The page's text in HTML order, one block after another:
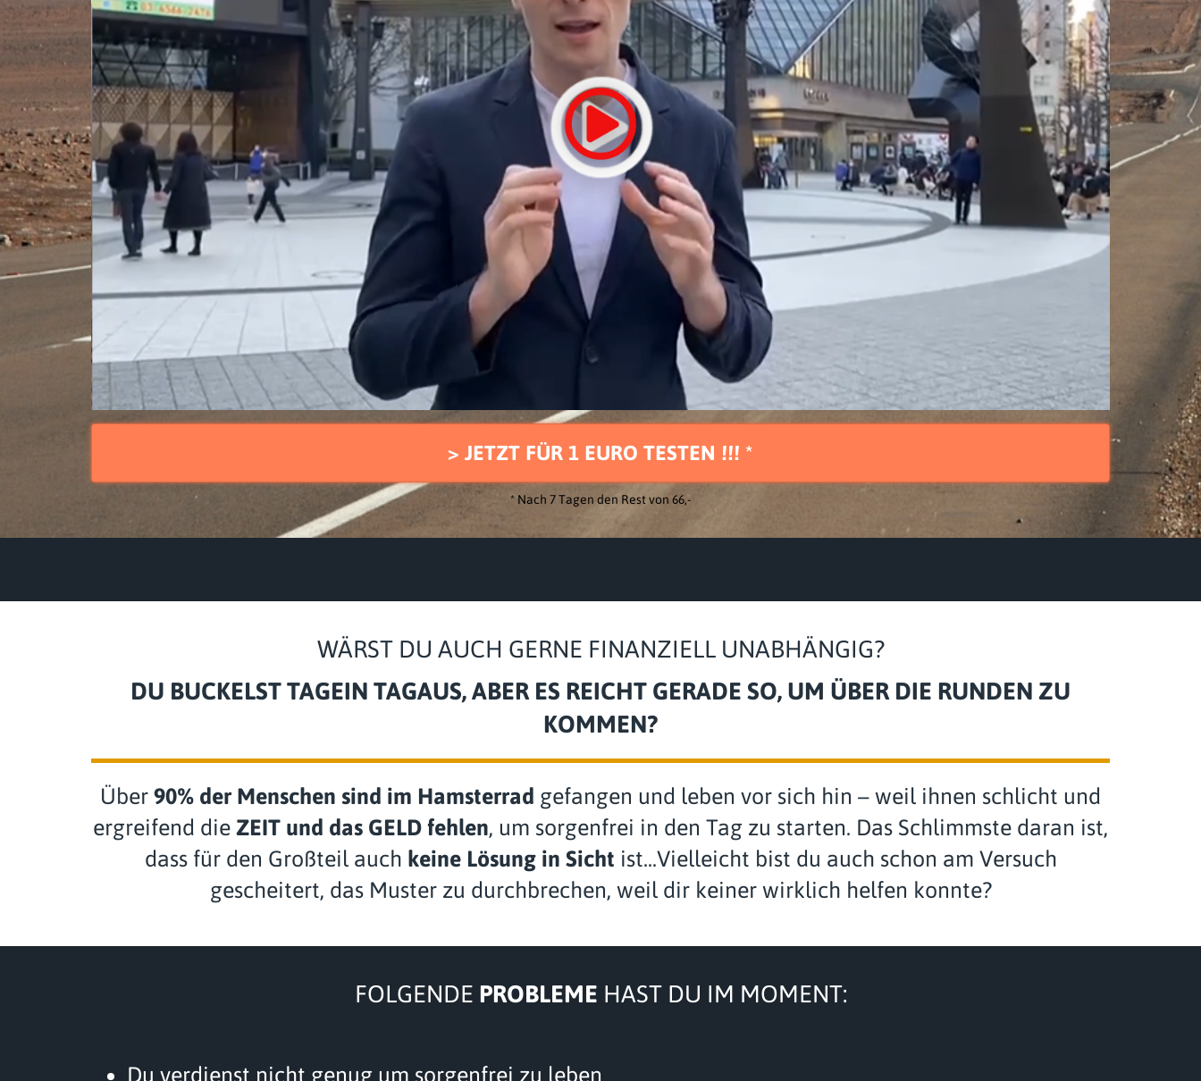
> JETZT FÜR 1 EURO TESTEN !!! *
* Nach 7 Tagen den Rest von 66,-
WÄRST DU AUCH GERNE FINANZIELL UNABHÄNGIG?
DU BUCKELST TAGEIN TAGAUS, ABER ES REICHT GERADE SO, UM ÜBER DIE RUNDEN ZU
KOMMEN?
Über 90% der Menschen sind im Hamsterrad gefangen und leben vor sich hin – weil ihnen schlicht und
ergreifend die ZEIT und das GELD fehlen, um sorgenfrei in den Tag zu starten. Das Schlimmste daran ist,
dass für den Großteil auch keine Lösung in Sicht ist...Vielleicht bist du auch schon am Versuch
gescheitert, das Muster zu durchbrechen, weil dir keiner wirklich helfen konnte?
FOLGENDE PROBLEME HAST DU IM MOMENT:
Du verdienst nicht genug um sorgenfrei zu leben